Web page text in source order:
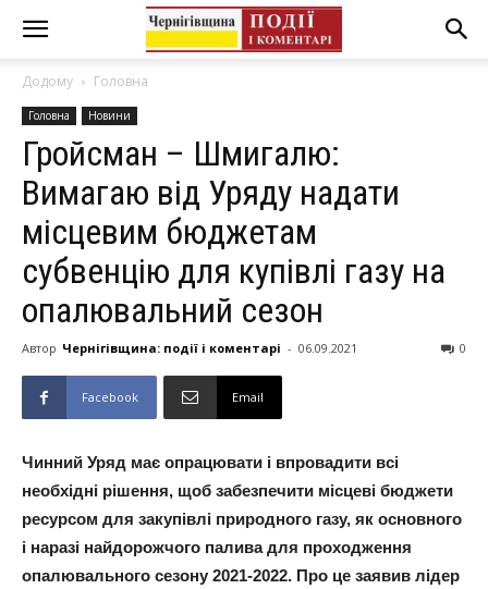
Додому Головна
Головна Новини
Гройсман – Шмигалю:
Вимагаю від Уряду надати
місцевим бюджетам
субвенцію для купівлі газу на
опалювальний сезон
Автор Чернігівщина: події і коментарі - 06.09.2021 0
Facebook Email
Чинний Уряд має опрацювати і впровадити всі
необхідні рішення, щоб забезпечити місцеві бюджети
ресурсом для закупівлі природного газу, як основного
і наразі найдорожчого палива для проходження
опалювального сезону 2021-2022. Про це заявив лідер